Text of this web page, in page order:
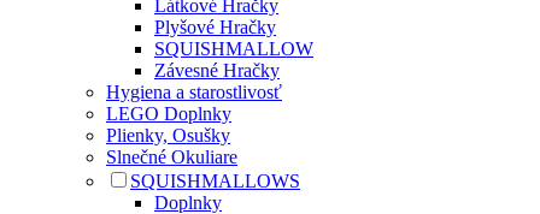
Látkové Hračky
Plyšové Hračky
SQUISHMALLOW
Závesné Hračky
Hygiena a starostlivosť
LEGO Doplnky
Plienky, Osušky
Slnečné Okuliare
SQUISHMALLOWS
Doplnky